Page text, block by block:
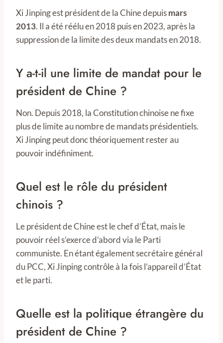
Xi Jinping est président de la Chine depuismars
2013. Il a été réélu en 2018 puis en 2023, après la
suppression de la limite des deux mandats en 2018.
Y a-t-il une limite de mandat pour le
président de Chine ?
Non. Depuis 2018, la Constitution chinoise ne fixe
plus de limite au nombre de mandats présidentiels.
Xi Jinping peut donc théoriquement rester au
pouvoir indéfiniment.
Quel est le rôle du président
chinois ?
Le président de Chine est le chef d’État, mais le
pouvoir réel s’exerce d’abord via le Parti
communiste. En étant également secrétaire général
du PCC, Xi Jinping contrôle à la fois l’appareil d’État
et le parti.
Quelle est la politique étrangère du
président de Chine ?